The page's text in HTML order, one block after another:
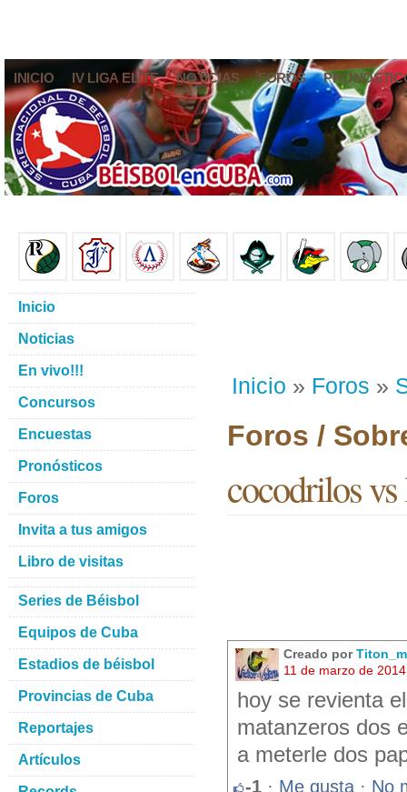
INICIO IV LIGA ELITE NOTICIAS FOROS
Inicio » Foros »
Foros /
cocodrilos vs
Creado por
11 de marzo de
hoy se revienta
matanzeros dos
a meterle dos
-1 · Me gusta · No
Inicio
Noticias
En vivo!!!
Concursos
Encuestas
Pronósticos
Foros
Invita a tus amigos
Libro de visitas
Series de Béisbol
Equipos de Cuba
Estadios de béisbol
Provincias de Cuba
Reportajes
Artículos